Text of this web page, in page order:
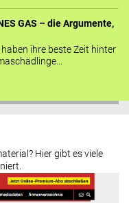
GAS – die Argumente,
ihre beste Zeit hinter
Hier gibt es viele